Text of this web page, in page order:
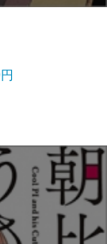
円